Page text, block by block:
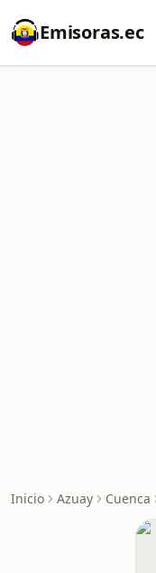
Emisoras.ec
Inicio Azuay Cuenca